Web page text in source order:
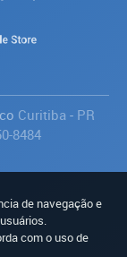
Curitiba- PR
8484
de navegação e
com o uso de